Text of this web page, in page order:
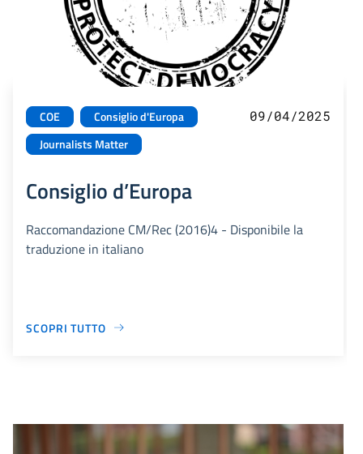
COE
Consiglio d'Europa
Journalists Matter
09/04/2025
Consiglio d’Europa
Raccomandazione CM/Rec (2016)4 - Disponibile la
traduzione in italiano
SCOPRI TUTTO